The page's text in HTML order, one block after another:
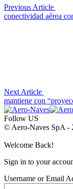
Previous Article
conectividad aérea
Next Article
mantiene con
Follow US
© Aero-Naves SpA -
Welcome Back!
Sign in to your
Username or Email